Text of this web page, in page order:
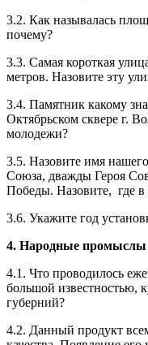
3.2. Как называлась
почему?
3.3. Самая короткая
метров. Назовите эту
3.4. Памятник какому
Октябрьском сквере г.
молодежи?
3.5. Назовите имя
Союза, дважды Героя
Победы. Назовите, где в
3.6. Укажите год
4. Народные промыслы
4.1. Что проводилось
большой известностью,
губерний?
4.2. Данный продукт